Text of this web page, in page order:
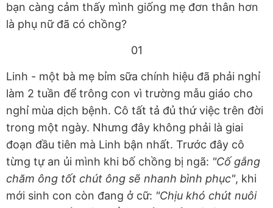
bạn càng cảm thấy mình giống mẹ đơn thân hơn
là phụ nữ đã có chồng?
01
Linh - một bà mẹ bỉm sữa chính hiệu đã phải nghỉ
làm 2 tuần để trông con vì trường mẫu giáo cho
nghỉ mùa dịch bệnh. Cô tất tả đủ thứ việc trên đời
trong một ngày. Nhưng đây không phải là giai
đoạn đầu tiên mà Linh bận nhất. Trước đây cô
từng tự an ủi mình khi bố chồng bị ngã: "Cố gắng
chăm ông tốt chút ông sẽ nhanh bình phục", khi
mới sinh con còn đang ở cữ: "Chịu khó chút nuôi